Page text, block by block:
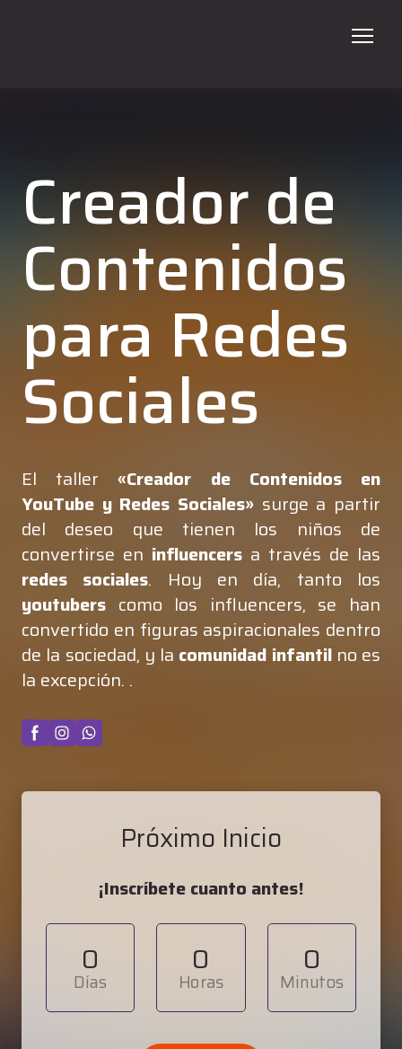
Talleres
En tu Escuela
Galería
Verano 2026
Creador de
Contenidos
para Redes
Sociales
El taller«Creador de Contenidos en
YouTube y Redes Sociales» surge a partir
del deseo que tienen los niños de
convertirse en influencers a través de las
redes sociales. Hoy en día, tanto los
youtubers como los influencers, se han
convertido en figuras aspiracionales dentro
de la sociedad, y la comunidad infantilno es
la excepción. .
Próximo Inicio
¡Inscríbete cuanto antes!
0
Días
0
Horas
0
Minutos